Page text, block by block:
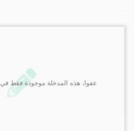
عفوا، هذه المدخلة موجودة فقط في English.